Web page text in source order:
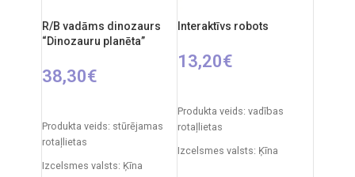
gadiem.
R/B vadāms dinozaurs
“Dinozauru planēta”
38,30€
Produkta veids: stūrējamas
rotaļlietas
Izcelsmes valsts: Ķīna
Interaktīvs robots
13,20€
Produkta veids: vadības
rotaļlietas
Izcelsmes valsts: Ķīna